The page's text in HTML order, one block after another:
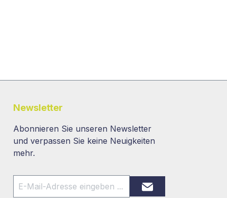
Newsletter
Abonnieren Sie unseren Newsletter
und verpassen Sie keine Neuigkeiten
mehr.